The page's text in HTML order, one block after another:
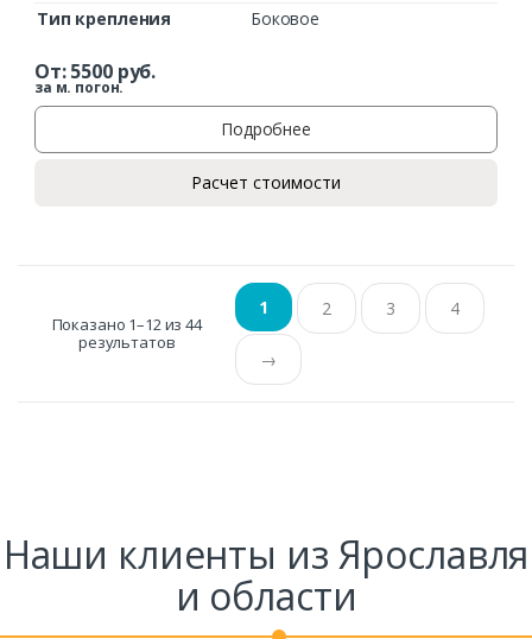
Тип крепления
Боковое
От:5500руб.
за м. погон.
Подробнее
Расчет стоимости
Показано 1–12 из 44
результатов
1 2 3 4
→
Наши клиенты из Ярославля
и области